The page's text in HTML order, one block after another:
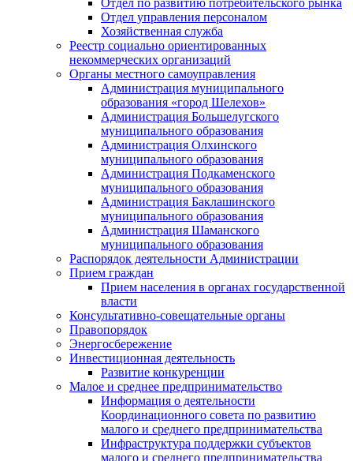
Отдел управления персоналом
Хозяйственная служба
Реестр социально ориентированных
некоммерческих организаций
Органы местного самоуправления
Администрация муниципального
образования «город Шелехов»
Администрация Большелугского
муниципального образования
Администрация Олхинского
муниципального образования
Администрация Подкаменского
муниципального образования
Администрация Баклашинского
муниципального образования
Администрация Шаманского
муниципального образования
Распорядок деятельности Администрации
Прием граждан
Прием населения в органах государственной
власти
Консультативно-совещательные органы
Правопорядок
Энергосбережение
Инвестиционная деятельность
Развитие конкуренции
Малое и среднее предпринимательство
Информация о деятельности
Координационного совета по развитию
малого и среднего предпринимательства
Инфраструктура поддержки субъектов
малого и среднего предпринимательства